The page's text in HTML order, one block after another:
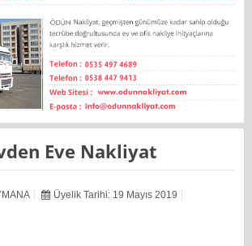
Eve Nakliyat
Üyelik Tarihi: 19 Mayıs 2019